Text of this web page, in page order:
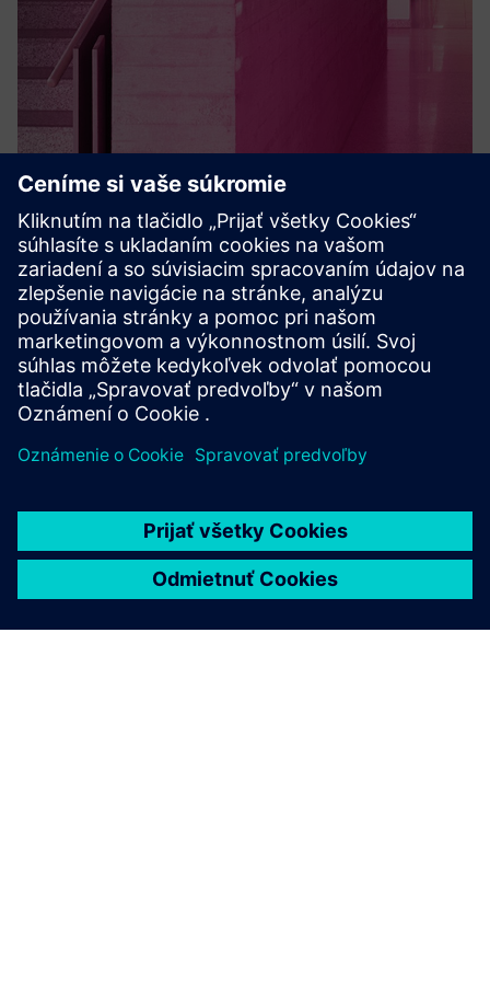
SPC intruder detection
Systém detekcie votrelcov SPC spoločnosti acre security
ponúka robustné a spoľahlivé bezpečnostné riešenia. Tento
výkonný systém chráni vaše podnikanie a aktíva
inovatívnou funkciou správy alarmov. Dôverujte
spoločnosti acre, aby ...
Prečítajte si viac